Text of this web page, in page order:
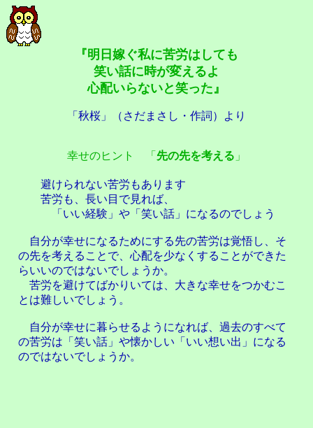
『明日嫁ぐ私に苦労はしても
笑い話に時が変えるよ
心配いらないと笑った』
「秋桜」（さだまさし・作詞）より
幸せのヒント 「 先の先を考える 」
避けられない苦労もあります
苦労も、長い目で見れば、
「いい経験」や「笑い話」になるのでしょう
自分が幸せになるためにする先の苦労は覚悟し、そ
の先を考えることで、心配を少なくすることができた
らいいのではないでしょうか。
苦労を避けてばかりいては、大きな幸せをつかむこ
とは難しいでしょう。
自分が幸せに暮らせるようになれば、過去のすべて
の苦労は「笑い話」や懐かしい「いい想い出」になる
のではないでしょうか。